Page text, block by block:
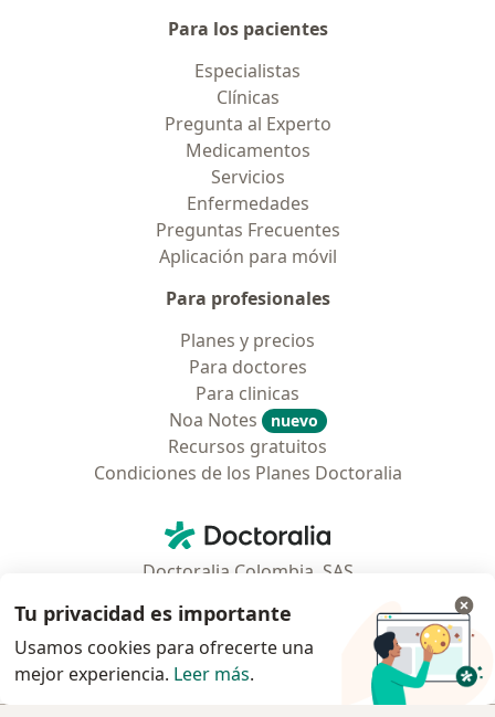
Para los pacientes
Especialistas
Clínicas
Pregunta al Experto
Medicamentos
Servicios
Enfermedades
Preguntas Frecuentes
Aplicación para móvil
Para profesionales
Planes y precios
Para doctores
Para clinicas
Noa Notes
nuevo
Recursos gratuitos
Condiciones de los Planes Doctoralia
Doctoralia - Página de inicio
Doctoralia Colombia, SAS
Municipio: Bogotá D.C., Colombia
Tu privacidad es importante
Usamos cookies para ofrecerte una
mejor experiencia. Leer más.